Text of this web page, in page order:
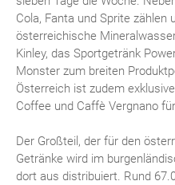
Cola, Fanta und Sprite zählen
österreichische
Kinley, das Sportgetränk
Monster zum breiten
Österreich ist zudem
Coffee und Caffè Vergnano
Der Großteil, der für den
Getränke wird im
dort aus distribuiert. Rund